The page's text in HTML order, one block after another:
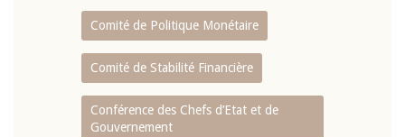
Comité de Politique Monétaire
Comité de Stabilité Financière
Conférence des Chefs d’Etat et de
Gouvernement